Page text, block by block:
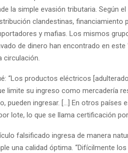
la simple evasión tributaria. Según
clandestinas, financiamiento
y mafias. Los mismos
de dinero han encontrado en este
circulación.
“Los productos eléctricos
limite su ingreso como mercadería
pueden ingresar. […] En otros países
lote, lo que se llama certificación
falsificado ingresa de manera
una calidad óptima. “Difícilmente